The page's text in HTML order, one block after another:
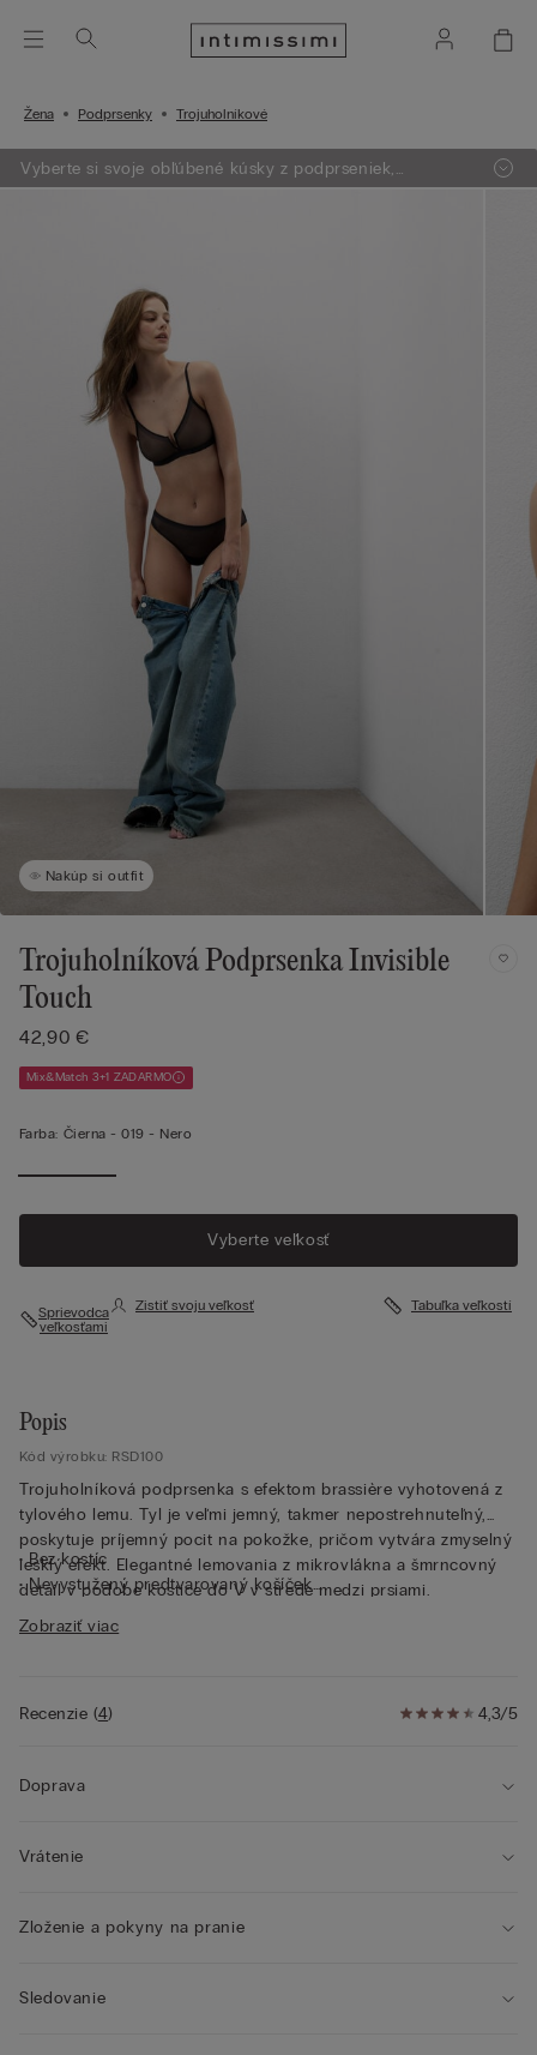
Žena Podprsenky Trojuholníkové
Vyberte si svoje obľúbené kúsky z podprseniek,
oblečenia, pyžám a lingerie. Vložte do košíka 4 produkty
Nakúp si outfit
Trojuholníková Podprsenka Invisible
Touch
42,90 €
Mix&Match 3+1 ZADARMO
Farba: Čierna -019 - Nero
Vyberte veľkosť
Sprievodca
veľkosťami
Zistiť svoju veľkosť Tabuľka veľkostí
Popis
Kód výrobku: RSD100
Trojuholníková podprsenka s efektom brassière vyhotovená z
tylového lemu. Tyl je veľmi jemný, takmer nepostrehnuteľný,
poskytuje príjemný pocit na pokožke, pričom vytvára zmyselný
lesklý efekt. Elegantné lemovania z mikrovlákna a šmrncovný
detail v podobe kostice do V v strede medzi prsiami.
• Bez kostíc
• Nevystužený predtvarovaný košíček
• Obvod hrudníka so vzorom z tylu
2B/75B/34B/85B/42B
Zobraziť viac
4,3/5
Recenzie(4)
Doprava
Vrátenie
Zloženie a pokyny na pranie
Sledovanie